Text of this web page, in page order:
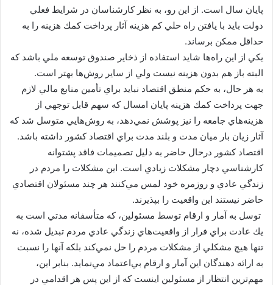
پايان سال است. از اين رو، به نظر كارشناسان در شرايط فعلي
دولت بايد با يافتن راه حلي كم هزينه آثار پرداخت كمك هزينه را به
حداقل ممكن برساند.
يكي از اين راه‌ها شايد استفاده از ذخاير صندوق توسعه ملي باشد كه
البته باز هم بدون هزينه نيست ولي از ساير روش‌ها بهتر است.
به هر حال، به حكم منطق اقتصاد نبايد براي تأمين منابع مالي لازم
جهت پرداخت كمك هزينه پايان امسال كه سهم قابل توجهي از
هزينه‌هاي جامعه را نيز پوشش نمي‌دهد، به روش‌هايي متوسل شد كه
آثار زيان بار ميان مدت و بلند مدت براي اقتصاد كشور داشته باشد.
اقتصاد كشور درحال حاضر به دليل تصميمات فاقد پشتوانه
كارشناسي دچار مشكلات زيادي است. اين مشكلات را مردم در
زندگي عادي و روزمره خود لمس مي‌كنند هر چند مسئولان اقتصادي
حاضر نيستند اين واقعيت را بپذيرند.
توسل به آمار و ارقام توسط مسئولين، كه متأسفانه مدتي است به
يك عادت براي فرار از واقعيت‌هاي زندگي عادي مردم تبديل شده، نه
تنها هيچ مشكلي از مشكلات مردم را حل نمي‌كند بلكه آنها را نسبت
به ارائه دهندگان اين آمار و ارقام بي‌اعتماد مي‌نمايد. بنابر اين،
مهم‌ترين انتظار از مسئولين اينست كه از اين پس هر اقدامي در